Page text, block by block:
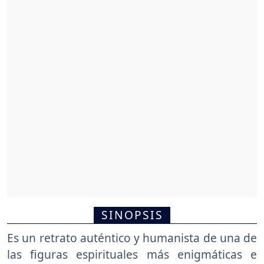
SINOPSIS
Es un retrato auténtico y humanista de una de
las figuras espirituales más enigmáticas e